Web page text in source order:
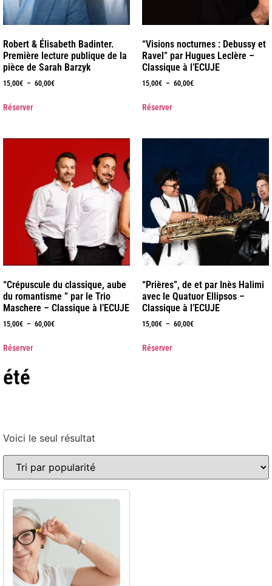
Robert & Élisabeth Badinter.
Première lecture publique de la
pièce de Sarah Barzyk
15,00€ – 60,00€
Réserver
“Visions nocturnes : Debussy et
Ravel” par Hugues Leclère –
Classique à l’ECUJE
15,00€ – 60,00€
Réserver
“Crépuscule du classique, aube
du romantisme ” par le Trio
Maschere – Classique à l’ECUJE
15,00€ – 60,00€
Réserver
“Prières”, de et par Inès Halimi
avec le Quatuor Ellipsos –
Classique à l’ECUJE
15,00€ – 60,00€
Réserver
été
Voici le seul résultat